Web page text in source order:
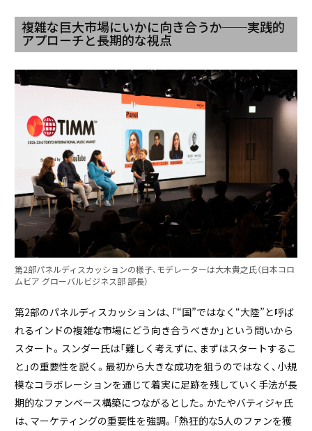
複雑な巨大市場にいかに向き合うか──実践的
アプローチと長期的な視点
第2部パネルディスカッションの様子、モデレーターは⼤⽊貴之氏（⽇本コロ
ムビア グローバルビジネス部 部⻑）
第2部のパネルディスカッションは、「“国”ではなく“大陸”と呼ば
れるインドの複雑な市場にどう向き合うべきか」という問いから
スタート。スンダー氏は「難しく考えずに、まずはスタートするこ
と」の重要性を説く。最初から大きな成功を狙うのではなく、小規
模なコラボレーションを通じて着実に足跡を残していく手法が長
期的なファンベース構築につながるとした。かたやバティジャ氏
は、マーケティングの重要性を強調。「熱狂的な5人のファンを獲